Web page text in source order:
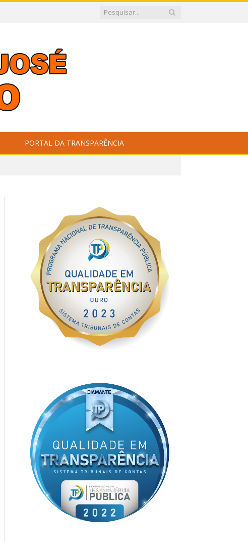
PORTAL DA TRANSPARÊNCIA